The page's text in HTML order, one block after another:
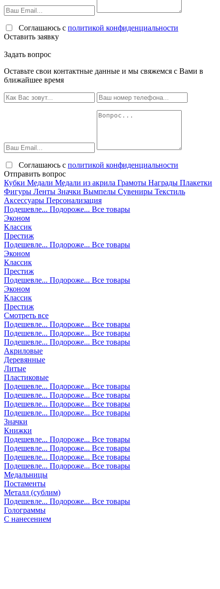
Соглашаюсь с политикой конфиденциальности
Оставить заявку
Задать вопрос
Оставьте свои контактные данные и мы свяжемся с Вами в
ближайшее время
Соглашаюсь с политикой конфиденциальности
Отправить вопрос
Кубки Медали Медали из акрила Грамоты Награды Плакетки
Фигуры Ленты Значки Вымпелы Сувениры Текстиль
Аксессуары Персонализация
Подешевле... Подороже... Все товары
Эконом
Классик
Престиж
Подешевле... Подороже... Все товары
Эконом
Классик
Престиж
Подешевле... Подороже... Все товары
Эконом
Классик
Престиж
Смотреть все
Подешевле... Подороже... Все товары
Подешевле... Подороже... Все товары
Подешевле... Подороже... Все товары
Акриловые
Деревянные
Литые
Пластиковые
Подешевле... Подороже... Все товары
Подешевле... Подороже... Все товары
Подешевле... Подороже... Все товары
Подешевле... Подороже... Все товары
Значки
Книжки
Подешевле... Подороже... Все товары
Подешевле... Подороже... Все товары
Подешевле... Подороже... Все товары
Подешевле... Подороже... Все товары
Медальницы
Постаменты
Металл (сублим)
Подешевле... Подороже... Все товары
Голограммы
С нанесением